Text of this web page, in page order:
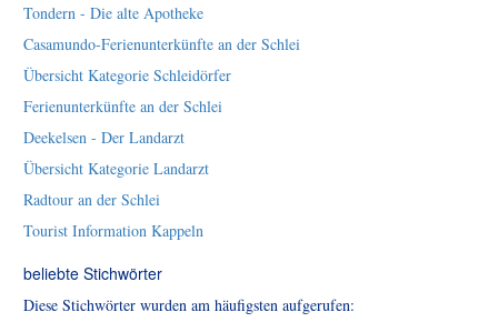
Tondern - Die alte Apotheke
Casamundo-Ferienunterkünfte an der Schlei
Übersicht Kategorie Schleidörfer
Ferienunterkünfte an der Schlei
Deekelsen - Der Landarzt
Übersicht Kategorie Landarzt
Radtour an der Schlei
Tourist Information Kappeln
beliebte Stichwörter
Diese Stichwörter wurden am häufigsten aufgerufen: